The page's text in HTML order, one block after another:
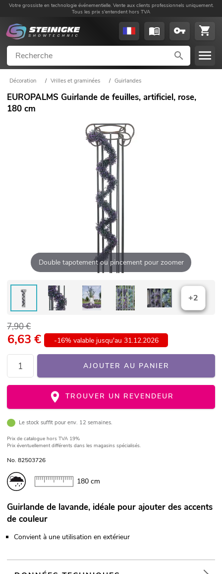
Votre grossiste en technologie événementielle. Vente aux clients professionnels uniquement.
Tous les prix s'entendent hors TVA
Décoration / Vrilles et graminées / Guirlandes
EUROPALMS Guirlande de feuilles, artificiel, rose,
180 cm
Double tapotement ou pincement pour zoomer
+2
7,90 €
6,63 € -16% valable jusqu'au 31.12.2026
AJOUTER AU PANIER
TROUVER UN REVENDEUR
Le stock suffit pour env. 12 semaines.
Prix de catalogue hors TVA 19%
Prix éventuellement différents dans les magasins spécialisés.
No. 82503726
180 cm
Guirlande de lavande, idéale pour ajouter des accents
de couleur
Convient à une utilisation en extérieur